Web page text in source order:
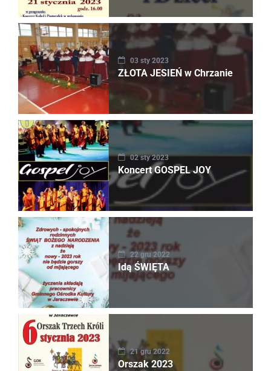
03 sty 2023
ZŁOTA JESIEŃ w Chrzanie
02 sty 2023
Koncert GOSPEL JOY
22 gru 2022
Idą ŚWIĘTA
21 gru 2022
Orszak 2023